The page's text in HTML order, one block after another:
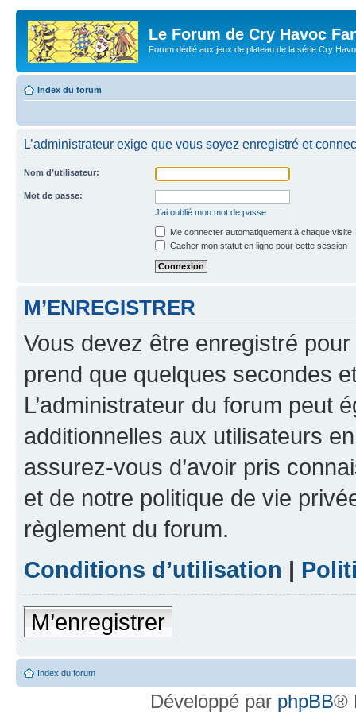
Le Forum de Cry Havoc
Forum dédié aux jeux de plateau de la série Cry
Index du forum
L’administrateur exige que vous soyez enregistré et
Nom d’utilisateur:
Mot de passe:
J’ai oublié mon mot de passe
Me connecter automatiquement à chaque visite
Cacher mon statut en ligne pour cette session
M’ENREGISTRER
Vous devez être enregistré
prend que quelques secondes
L’administrateur du forum peut
additionnelles aux utilisateurs
assurez-vous d’avoir pris
et de notre politique de vie
règlement du forum.
Conditions d’utilisation |
M’enregistrer
Index du forum
Développé par phpBB®